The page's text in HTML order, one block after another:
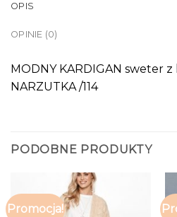
OPIS
OPINIE (0)
MODNY KARDIGAN sweter z
NARZUTKA /114
PODOBNE PRODUKTY
Promocja!